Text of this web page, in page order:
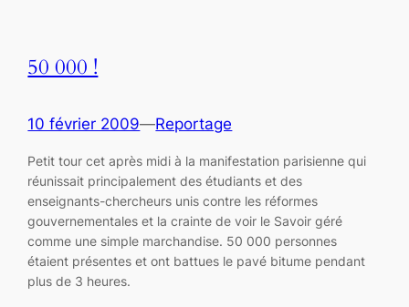
50 000 !
10 février 2009—Reportage
Petit tour cet après midi à la manifestation parisienne qui
réunissait principalement des étudiants et des
enseignants-chercheurs unis contre les réformes
gouvernementales et la crainte de voir le Savoir géré
comme une simple marchandise. 50 000 personnes
étaient présentes et ont battues le pavé bitume pendant
plus de 3 heures.